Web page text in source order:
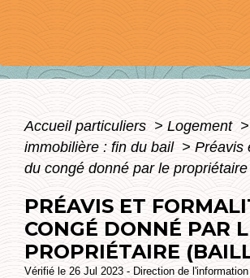
Accueil particuliers > Logement >
immobilière : fin du bail > Préavis
du congé donné par le
PRÉAVIS ET
CONGÉ DONNÉ PAR
PROPRIÉTAIRE
Vérifié le 26 Jul 2023 - Direction de